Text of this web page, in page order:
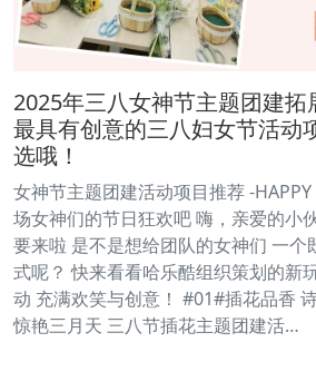
2025年三八女神节主题团建拓
最具有创意的三八妇女节活动
选哦！
女神节主题团建活动项目推荐 -HAPPY
场女神们的节日狂欢吧 嗨，亲爱的小
要来啦 是不是想给团队的女神们 一个
式呢？ 快来看看哈乐酷组织策划的新
动 充满欢笑与创意！ #01#插花品香
惊艳三月天 三八节插花主题团建活…